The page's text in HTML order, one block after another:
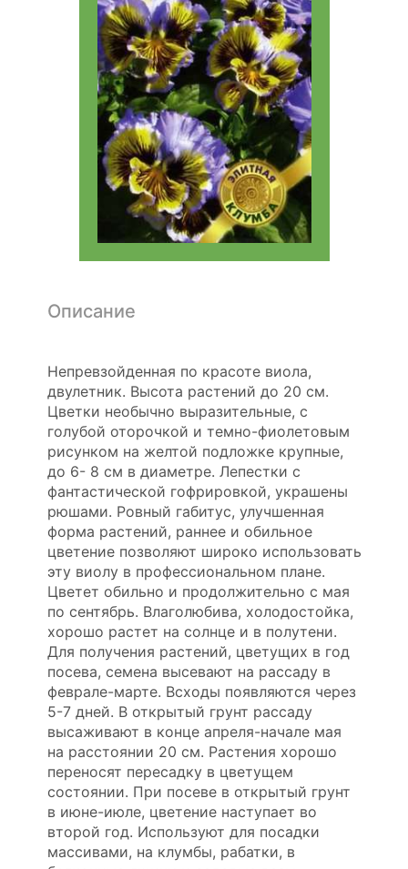
Описание
Непревзойденная по красоте виола,
двулетник. Высота растений до 20 см.
Цветки необычно выразительные, с
голубой оторочкой и темно-фиолетовым
рисунком на желтой подложке крупные,
до 6- 8 см в диаметре. Лепестки с
фантастической гофрировкой, украшены
рюшами. Ровный габитус, улучшенная
форма растений, раннее и обильное
цветение позволяют широко использовать
эту виолу в профессиональном плане.
Цветет обильно и продолжительно с мая
по сентябрь. Влаголюбива, холодостойка,
хорошо растет на солнце и в полутени.
Для получения растений, цветущих в год
посева, семена высевают на рассаду в
феврале-марте. Всходы появляются через
5-7 дней. В открытый грунт рассаду
высаживают в конце апреля-начале мая
на расстоянии 20 см. Растения хорошо
переносят пересадку в цветущем
состоянии. При посеве в открытый грунт
в июне-июле, цветение наступает во
второй год. Используют для посадки
массивами, на клумбы, рабатки, в